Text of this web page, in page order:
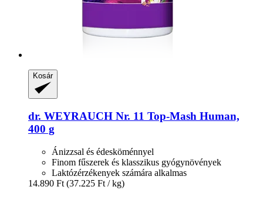
Kosár
dr. WEYRAUCH Nr. 11 Top-​Mash Human,
400 g
Ánizzsal és édesköménnyel
Finom fűszerek és klasszikus gyógynövények
Laktózérzékenyek számára alkalmas
14.890 Ft (37.225 Ft / kg)